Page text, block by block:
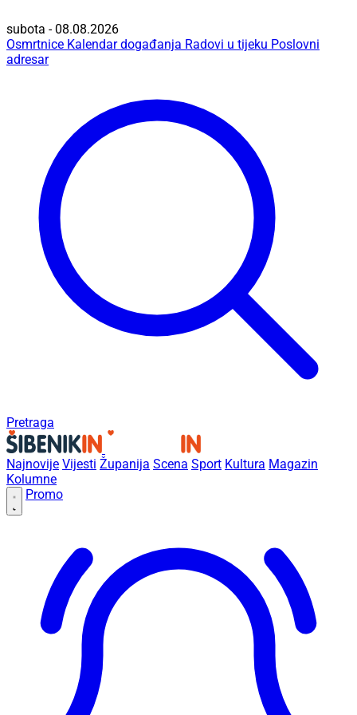
subota - 08.08.2026
Osmrtnice Kalendar događanja Radovi u tijeku Poslovni
adresar
Pretraga
Najnovije Vijesti Županija Scena Sport Kultura Magazin
Kolumne
Promo